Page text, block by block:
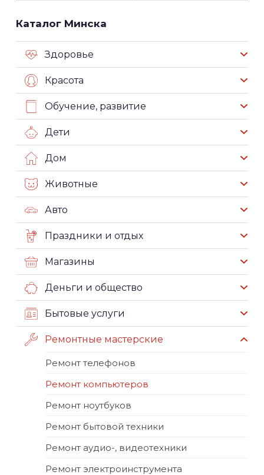
Каталог Минска
Здоровье
Красота
Обучение, развитие
Дети
Дом
Животные
Авто
Праздники и отдых
Магазины
Деньги и общество
Бытовые услуги
Ремонтные мастерские
Ремонт телефонов
Ремонт компьютеров
Ремонт ноутбуков
Ремонт бытовой техники
Ремонт аудио-, видеотехники
Ремонт электроинструмента